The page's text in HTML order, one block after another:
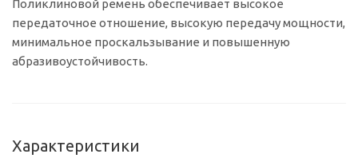
Поликлиновой ремень обеспечивает высокое
передаточное отношение, высокую передачу мощности,
минимальное проскальзывание и повышенную
абразивоустойчивость.
Характеристики